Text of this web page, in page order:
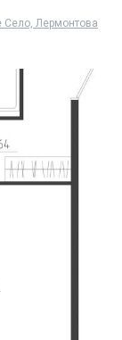
Село, Лермонтова